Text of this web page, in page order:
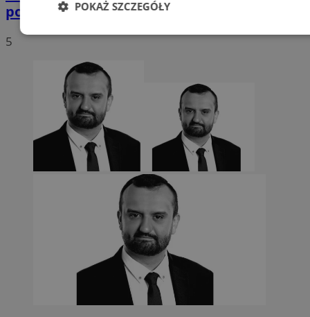
początek zmian
5
POKAŻ SZCZEGÓŁY
Niezbędne Wydajność
Funkcjonalność
Wydajność
Niesklasyfikowane
Niezbędne pliki cookie umożliwiają korzystanie z podstawowych
strony internetowej, takich jak logowanie użytkownika i zarządzanie
kontem. Bez niezbędnych plików cookie nie można prawidłowo
ze strony internetowej.